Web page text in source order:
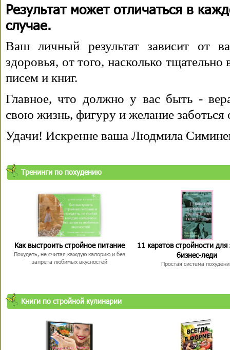
Результат может отличаться в
случае.
Ваш личный результат зависит от
здоровья, от того, насколько
писем и книг.
Главное, что должно у вас быть -
свою жизнь, фигуру и желание заботься
Удачи! Искренне ваша Людмила
Тренинги по похудению
Как выстроить стройное питание
Похудеть, не считая каждую калорию и без
запрета любимых вкусностей
11 каратов стройности для
бизнес-леди
Простая система
Книги по стройной кулинарии